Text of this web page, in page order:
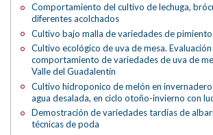
Comportamiento del cultivo de lechuga,
diferentes acolchados
Cultivo bajo malla de variedades de
Cultivo ecológico de uva de mesa. Evaluación
comportamiento de variedades de uva de
Valle del Guadalentín
Cultivo hidroponico de melón en
agua desalada, en ciclo otoño-invierno con
Demostración de variedades tardías de
técnicas de poda